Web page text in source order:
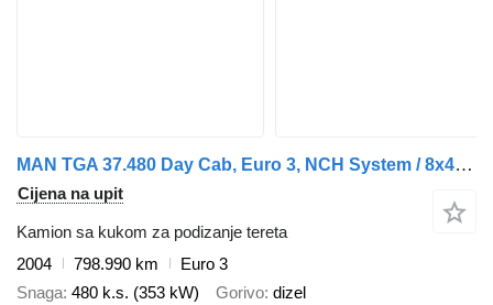
MAN TGA 37.480 Day Cab, Euro 3, NCH System / 8x4 / Full steel / TOP
Cijena na upit
Kamion sa kukom za podizanje tereta
2004
798.990 km
Euro 3
Snaga 480 k.s. (353 kW) Gorivo dizel